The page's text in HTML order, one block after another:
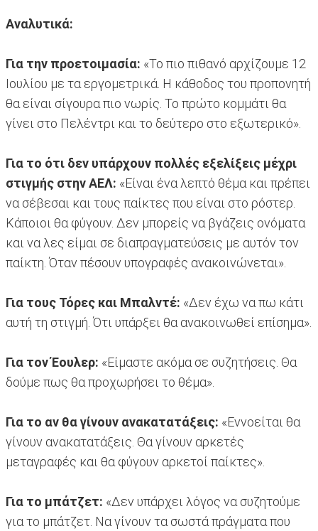
Αναλυτικά:
Για την προετοιμασία: «Το πιο πιθανό αρχίζουμε 12
Ιουλίου με τα εργομετρικά. Η κάθοδος του προπονητή
θα είναι σίγουρα πιο νωρίς. Το πρώτο κομμάτι θα
γίνει στο Πελέντρι και το δεύτερο στο εξωτερικό».
Για το ότι δεν υπάρχουν πολλές εξελίξεις μέχρι
στιγμής στην ΑΕΛ: «Είναι ένα λεπτό θέμα και πρέπει
να σέβεσαι και τους παίκτες που είναι στο ρόστερ.
Κάποιοι θα φύγουν. Δεν μπορείς να βγάζεις ονόματα
και να λες είμαι σε διαπραγματεύσεις με αυτόν τον
παίκτη. Όταν πέσουν υπογραφές ανακοινώνεται».
Για τους Τόρες και Μπαλντέ: «Δεν έχω να πω κάτι
αυτή τη στιγμή. Ότι υπάρξει θα ανακοινωθεί επίσημα».
Για τον Έουλερ: «Είμαστε ακόμα σε συζητήσεις. Θα
δούμε πως θα προχωρήσει το θέμα».
Για το αν θα γίνουν ανακατατάξεις: «Εννοείται θα
γίνουν ανακατατάξεις. Θα γίνουν αρκετές
μεταγραφές και θα φύγουν αρκετοί παίκτες».
Για το μπάτζετ: «Δεν υπάρχει λόγος να συζητούμε
για το μπάτζετ. Να γίνουν τα σωστά πράγματα που